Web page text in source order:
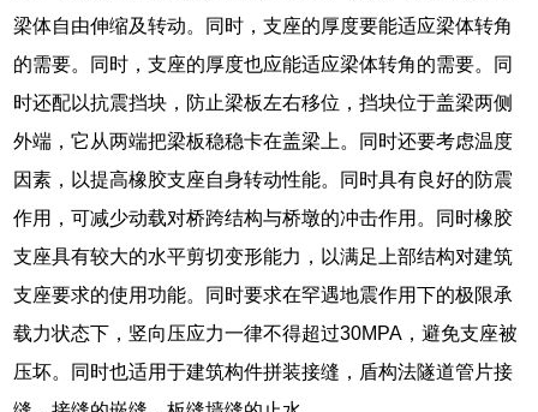
梁体自由伸缩及转动。同时，支座的厚度要能适应梁体转角
的需要。同时，支座的厚度也应能适应梁体转角的需要。同
时还配以抗震挡块，防止梁板左右移位，挡块位于盖梁两侧
外端，它从两端把梁板稳稳卡在盖梁上。同时还要考虑温度
因素，以提高橡胶支座自身转动性能。同时具有良好的防震
作用，可减少动载对桥跨结构与桥墩的冲击作用。同时橡胶
支座具有较大的水平剪切变形能力，以满足上部结构对建筑
支座要求的使用功能。同时要求在罕遇地震作用下的极限承
载力状态下，竖向压应力一律不得超过30MPA，避免支座被
压坏。同时也适用于建筑构件拼装接缝，盾构法隧道管片接